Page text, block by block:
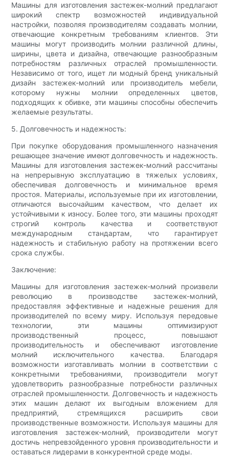
Машины для изготовления застежек-молний предлагают
широкий спектр возможностей индивидуальной
настройки, позволяя производителям создавать молнии,
отвечающие конкретным требованиям клиентов. Эти
машины могут производить молнии различной длины,
ширины, цвета и дизайна, отвечающие разнообразным
потребностям различных отраслей промышленности.
Независимо от того, ищет ли модный бренд уникальный
дизайн застежек-молний или производитель мебели,
которому нужны молнии определенных цветов,
подходящих к обивке, эти машины способны обеспечить
желаемые результаты.
5. Долговечность и надежность:
При покупке оборудования промышленного назначения
решающее значение имеют долговечность и надежность.
Машины для изготовления застежек-молний рассчитаны
на непрерывную эксплуатацию в тяжелых условиях,
обеспечивая долговечность и минимальное время
простоя. Материалы, используемые при их изготовлении,
отличаются высочайшим качеством, что делает их
устойчивыми к износу. Более того, эти машины проходят
строгий контроль качества и соответствуют
международным стандартам, что гарантирует
надежность и стабильную работу на протяжении всего
срока службы.
Заключение:
Машины для изготовления застежек-молний произвели
революцию в производстве застежек-молний,
предоставляя эффективные и надежные решения для
производителей по всему миру. Используя передовые
технологии, эти машины оптимизируют
производственный процесс, повышают
производительность и обеспечивают изготовление
молний исключительного качества. Благодаря
возможности изготавливать молнии в соответствии с
конкретными требованиями, производители могут
удовлетворить разнообразные потребности различных
отраслей промышленности. Долговечность и надежность
этих машин делают их выгодным вложением для
предприятий, стремящихся расширить свои
производственные возможности. Используя машины для
изготовления застежек-молний, производители могут
достичь непревзойденного уровня производительности и
оставаться лидерами в конкурентной среде моды.